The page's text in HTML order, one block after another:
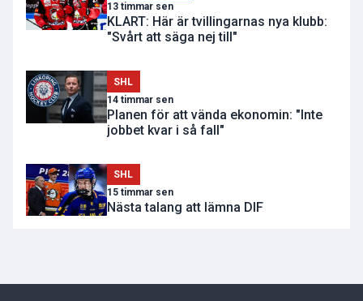
13 timmar sen
KLART: Här är tvillingarnas nya klubb:
"Svårt att säga nej till"
SHL
14 timmar sen
Planen för att vända ekonomin: "Inte
jobbet kvar i så fall"
SHL
15 timmar sen
Nästa talang att lämna DIF